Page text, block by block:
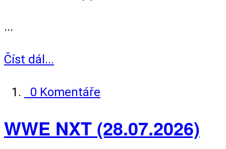
...
Číst dál...
0 Komentáře
WWE NXT (28.07.2026)